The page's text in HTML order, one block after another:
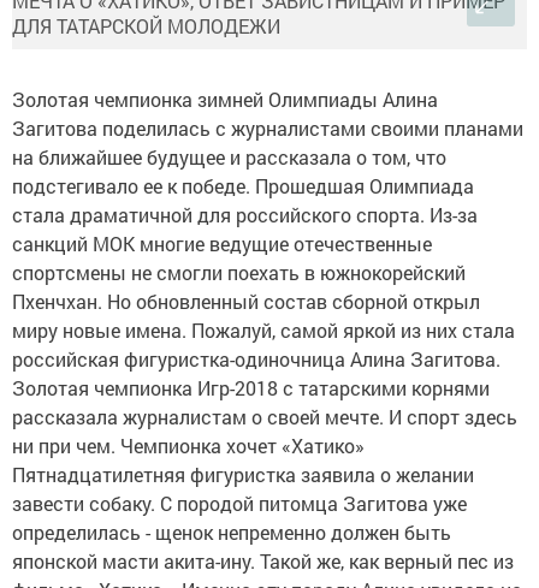
Золотая чемпионка зимней Олимпиады Алина
Загитова поделилась с журналистами своими планами
на ближайшее будущее и рассказала о том, что
подстегивало ее к победе. Прошедшая Олимпиада
стала драматичной для российского спорта. Из-за
санкций МОК многие ведущие отечественные
спортсмены не смогли поехать в южнокорейский
Пхенчхан. Но обновленный состав сборной открыл
миру новые имена. Пожалуй, самой яркой из них стала
российская фигуристка-одиночница Алина Загитова.
Золотая чемпионка Игр-2018 с татарскими корнями
рассказала журналистам о своей мечте. И спорт здесь
ни при чем. Чемпионка хочет «Хатико»
Пятнадцатилетняя фигуристка заявила о желании
завести собаку. С породой питомца Загитова уже
определилась - щенок непременно должен быть
японской масти акита-ину. Такой же, как верный пес из